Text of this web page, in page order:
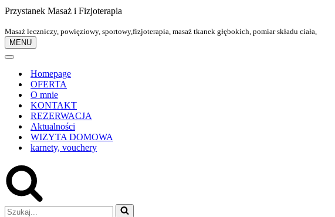
Przystanek Masaż i Fizjoterapia
Masaż leczniczy, powięziowy, sportowy,fizjoterapia, masaż tkanek głębokich, pomiar składu ciała,
MENU
Menu
Menu
nawigacjiHomepage
OFERTA
O mnie
KONTAKT
REZERWACJA
Aktualności
WIZYTA DOMOWA
karnety, vouchery
Szukaj...